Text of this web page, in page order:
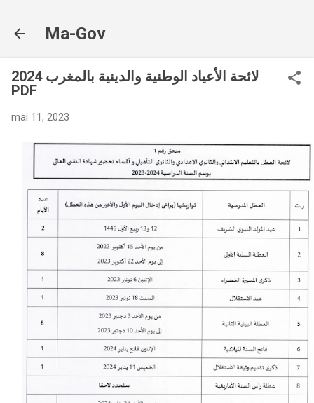
Ma-Gov
لائحة الأعياد الوطنية والدينية بالمغرب 2024
PDF
mai 11, 2023